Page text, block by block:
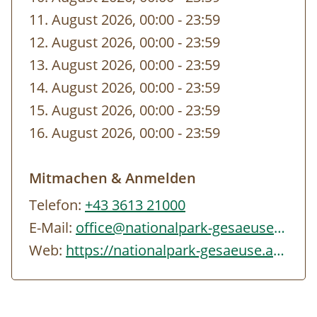
sich gerne an uns, wir vermitteln Sie weiter.
Öffentliche Verkehrsmittel
Österreiche Bundesbahn: www.oebb.at
Verbundlinie Auskunft:www.verbundlinie.at
Reisen Sie zu unseren Veranstaltungen,
Verkehrsmitteln an oder benützen Sie im
Sommerhalbjahr dasGesäuse Sammeltaxi
(+43 3613 21000 99). Die Parkplätze im
Nationalpark Gesäuse sind kostenpflichtig
(Tagesticket € 6,00). Nähere Informationen
11. August 2026, 00:00- bis
23:59
12. August 2026, 00:00- bis
23:59
13. August 2026, 00:00- bis
23:59
14. August 2026, 00:00- bis
23:59
15. August 2026, 00:00- bis
23:59
16. August 2026, 00:00- bis
23:59
Mitmachen & Anmelden
Telefon: +43 3613 21000
E-Mail:
office@nationalpark-gesaeuse.at
Web:
https://nationalpark-gesaeuse.at/nationalpark-erleben/kalender/veranstaltungen/…